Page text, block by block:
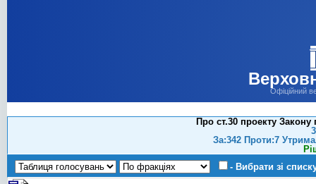
Офіційний
Про ст.30 проекту
За:342 Проти:7
- Вибрати зі